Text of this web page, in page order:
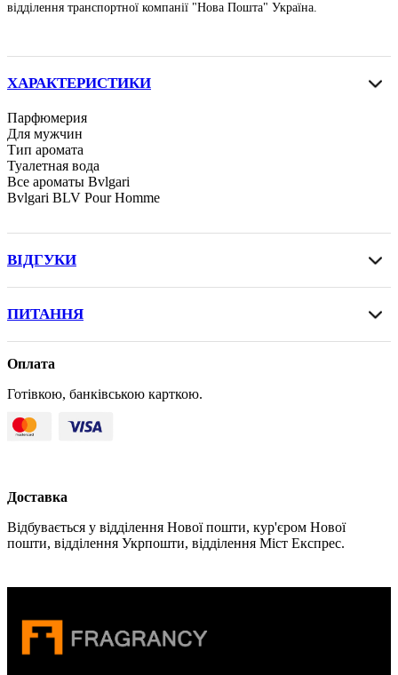
відділення транспортної компанії "Нова Пошта" Україна.
ХАРАКТЕРИСТИКИ
Парфюмерия
Для мужчин
Тип аромата
Туалетная вода
Все ароматы Bvlgari
Bvlgari BLV Pour Homme
ВІДГУКИ
ПИТАННЯ
Оплата
Готівкою, банківською карткою.
Доставка
Відбувається у відділення Нової пошти, кур'єром Нової
пошти, відділення Укрпошти, відділення Міст Експрес.